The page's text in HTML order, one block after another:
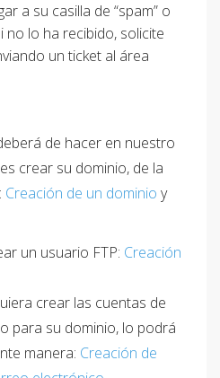
a su casilla de “spam” o
no lo ha recibido, solicite
un ticket al área
de hacer en nuestro
crear su dominio, de la
Creación de un dominio y
un usuario FTP: Creación
crear las cuentas de
para su dominio, lo podrá
manera: Creación de